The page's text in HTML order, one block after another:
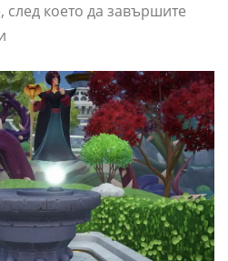
след което да завършите